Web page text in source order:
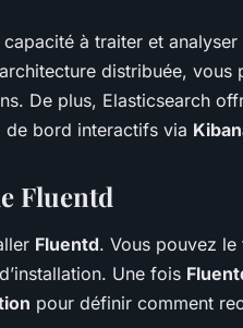
à traiter et
distribuée, vous
De plus, Elasticsearch
de bord interactifs via
Fluentd
Fluentd. Vous pouvez le
Une fois
pour définir comment